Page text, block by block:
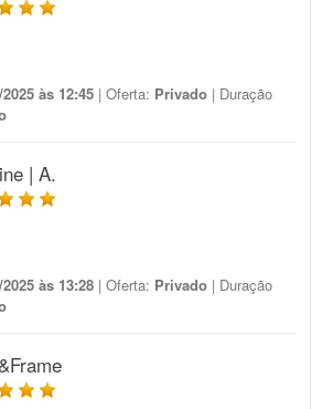
às 12:45 | Oferta: Privado | Duração
| A.
às 13:28 | Oferta: Privado | Duração